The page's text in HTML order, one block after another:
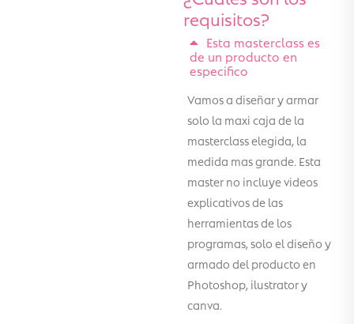
requisitos?
Esta masterclass es
de un producto en
especifico
Vamos a diseñar y armar
solo la maxi caja de la
masterclass elegida, la
medida mas grande. Esta
master no incluye videos
explicativos de las
herramientas de los
programas, solo el diseño y
armado del producto en
Photoshop, ilustrator y
canva.